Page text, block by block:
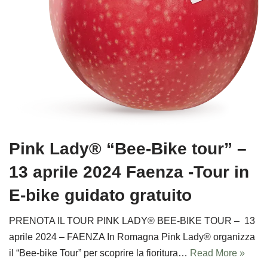
Pink Lady® “Bee-Bike tour” –
13 aprile 2024 Faenza -Tour in
E-bike guidato gratuito
PRENOTA IL TOUR PINK LADY® BEE-BIKE TOUR – 13
aprile 2024 – FAENZA In Romagna Pink Lady® organizza
il “Bee-bike Tour” per scoprire la fioritura… Read More »